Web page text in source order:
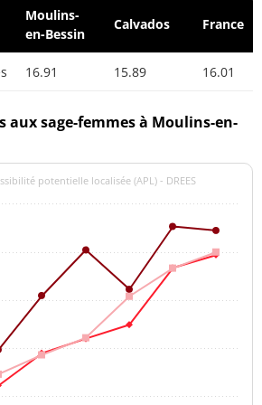
Moulins-
en-Bessin
Calvados France
16.91 15.89 16.01
aux sage-femmes à Moulins-en-
potentielle localisée (APL) - DREES